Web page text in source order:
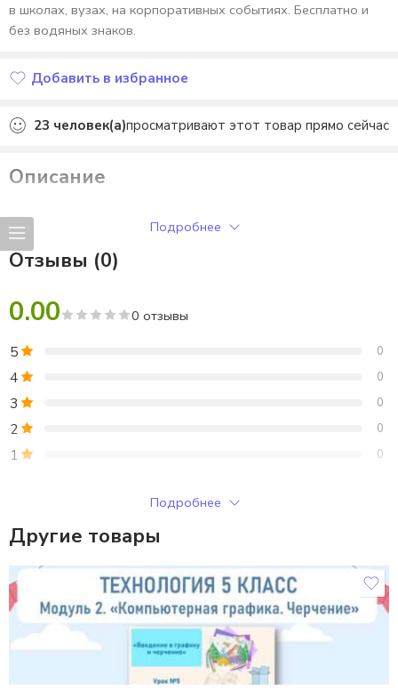
в школах, вузах, на корпоративных событиях. Бесплатно и
без водяных знаков.
Добавить в избранное
23 человек(а)просматривают этот товар прямо сейчас
Описание
Фоны для Похвальных листов ко Дню «Мирного атома».
Подробнее
Отзывы (0)
0.00 0 отзывы
5 0
4 0
3 0
2 0
1 0
Только зарегистрированные клиенты, купившие этот товар,
могут публиковать отзывы.
Отзывы
Отзывов пока нет.
Подробнее
Другие товары